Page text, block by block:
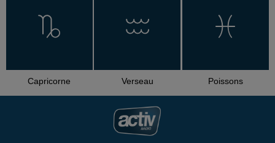
Capricorne Verseau Poissons